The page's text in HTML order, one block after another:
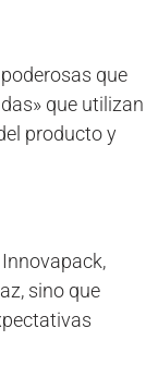
que
que utilizan
producto y
sino que